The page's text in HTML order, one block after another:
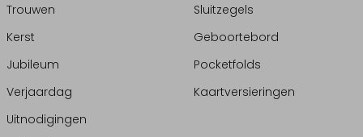
Trouwen
Kerst
Jubileum
Verjaardag
Uitnodigingen
Sluitzegels
Geboortebord
Pocketfolds
Kaartversieringen